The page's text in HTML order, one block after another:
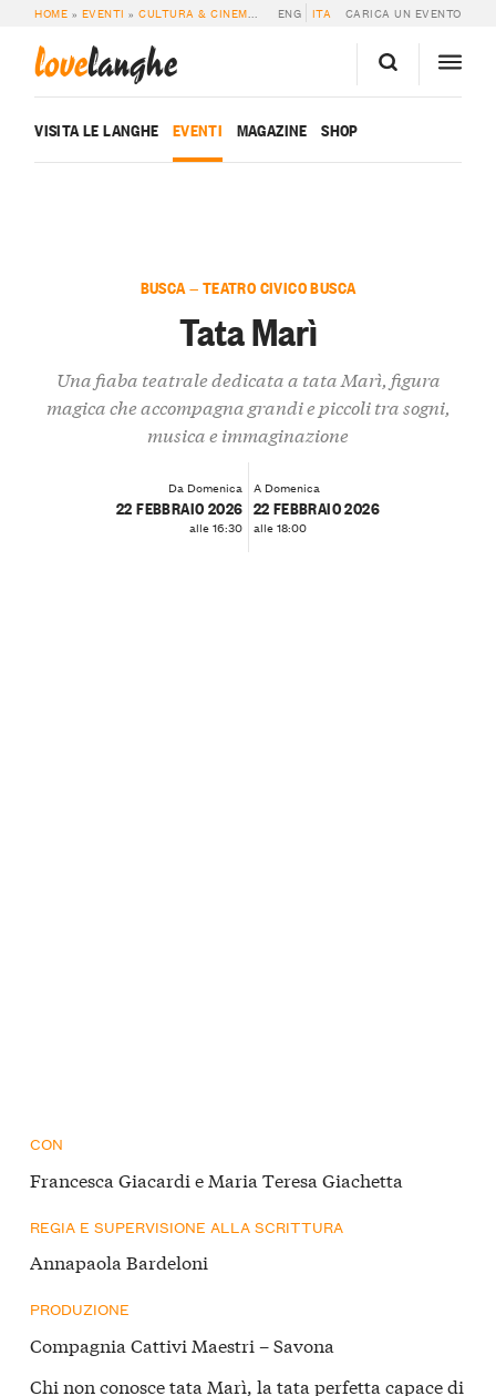
HOME » EVENTI »CULTURA & CINEMA » TATA MARÌ
ENG ITA CARICA UN EVENTO
lovelanghe
VISITA LE LANGHE EVENTI MAGAZINE SHOP
BUSCA — TEATRO CIVICO BUSCA
Tata Marì
Una fiaba teatrale dedicata a tata Marì, figura
magica che accompagna grandi e piccoli tra sogni,
musica e immaginazione
Da Domenica
22 FEBBRAIO 2026
alle 16:30
A Domenica
22 FEBBRAIO 2026
alle 18:00
CON
Francesca Giacardi e Maria Teresa Giachetta
REGIA E SUPERVISIONE ALLA SCRITTURA
Annapaola Bardeloni
PRODUZIONE
Compagnia Cattivi Maestri – Savona
Chi non conosce tata Marì, la tata perfetta capace di